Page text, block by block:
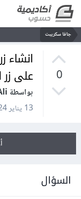
جافا سكريبت
0
انشاء
على زر
بواسطة Grand Ali
13 يناير 2024
السؤال